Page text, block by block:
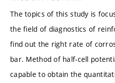
The topics of this study is
the field of diagnostics of
find out the right rate of
bar. Method of half-cell
capable to obtain the